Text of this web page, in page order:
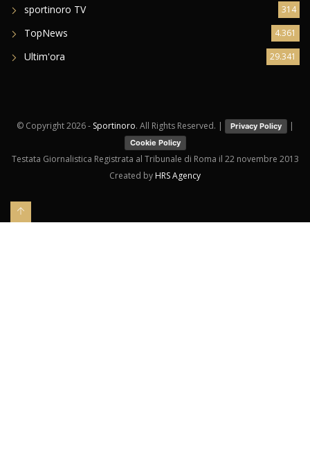
sportinoro TV 314
TopNews 4.361
Ultim'ora 29.341
© Copyright2026 - Sportinoro. All Rights Reserved. | Privacy Policy |
Cookie Policy
Testata Giornalistica Registrata al Tribunale di Roma il 22 novembre 2013
Created by HRS Agency